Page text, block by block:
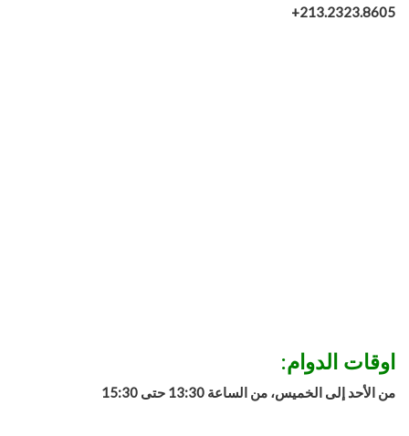
213.2323.8605
+
اوقات الدوام:
من الأحد إلى الخميس، من الساعة 13:30 حتى 15:30